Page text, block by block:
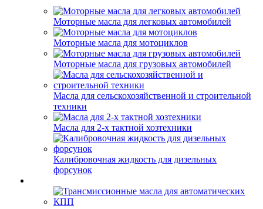
Моторные масла для легковых автомобилей
Моторные масла для мотоциклов
Моторные масла для грузовых автомобилей
Масла для сельскохозяйственной и строительной
техники
Масла для 2-х тактной хозтехники
Калибровочная жидкость для дизельных
форсунок